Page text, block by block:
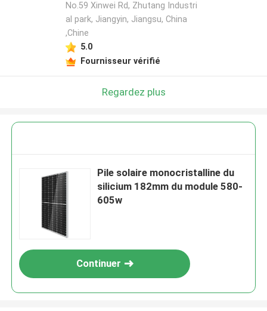
No.59 Xinwei Rd, Zhutang Industri
al park, Jiangyin, Jiangsu, China
,Chine
5.0
Fournisseur vérifié
Regardez plus
Pile solaire monocristalline du
silicium 182mm du module 580-
605w
Continuer